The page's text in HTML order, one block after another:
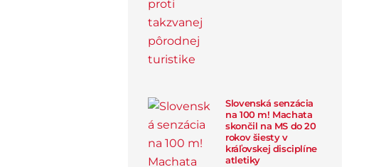
Slovenská senzácia
na 100 m! Machata
skončil na MS do 20
rokov šiesty v
kráľovskej disciplíne
atletiky